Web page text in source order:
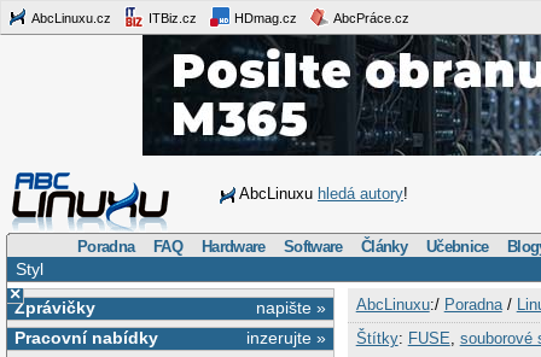
AbcLinuxu.cz ITBiz.cz HDmag.cz AbcPráce.cz
AbcLinuxu hledá autory!
Poradna FAQ Hardware Software Články Učebnice
Styl
×
napište »
Zprávičky
inzerujte »
Pracovní nabídky
AbcLinuxu:/ Poradna/
Štítky: FUSE souborové